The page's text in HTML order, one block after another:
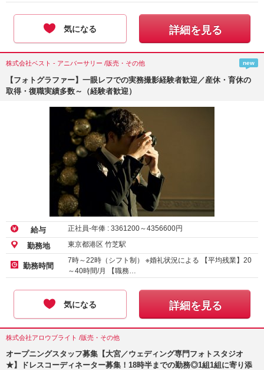
気になる 詳細を見る
株式会社ベスト - アニバーサリー /販売・その他 new
【フォトグラファー】一眼レフでの実務撮影経験者歓迎／産休・育休の
取得・復職実績多数～（経験者歓迎）
給与 正社員-年俸 : 3361200～4356600円
勤務地 東京都港区 竹芝駅
勤務時間
7時～22時（シフト制） ※婚礼状況による 【平均残業】20
～40時間/月 【職務…
気になる 詳細を見る
株式会社アロウブライト /販売・その他
オープニングスタッフ募集【大宮／ウェディング専門フォトスタジオ
★】ドレスコーディネーター募集！18時半までの勤務◎1組1組に寄り添